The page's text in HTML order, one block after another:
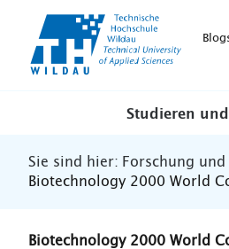
Wildau
Studieren
Sie sind hier: Forschung
Biotechnology 2000 World
Biotechnology 2000 World